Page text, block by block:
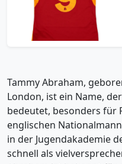
47.99£ · ca. €57
Tammy Abraham,
London, ist ein Name,
bedeutet, besonders für
englischen
in der Jugendakademie
schnell als